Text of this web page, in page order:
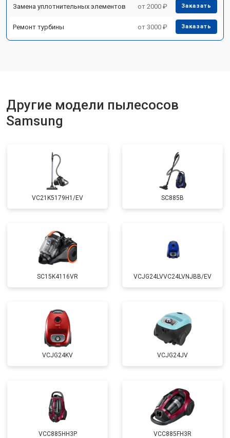
Замена уплотнительных элементов от 2000 ₽ Заказать
Ремонт турбины от 3000 ₽ Заказать
Другие модели пылесосов
Samsung
VC21K5179H1/EV SC885B
SC15K4116VR VCJG24LVVC24LVNJBB/EV
VCJG24KV VCJG24JV
VCC885HH3P VCC885FH3R